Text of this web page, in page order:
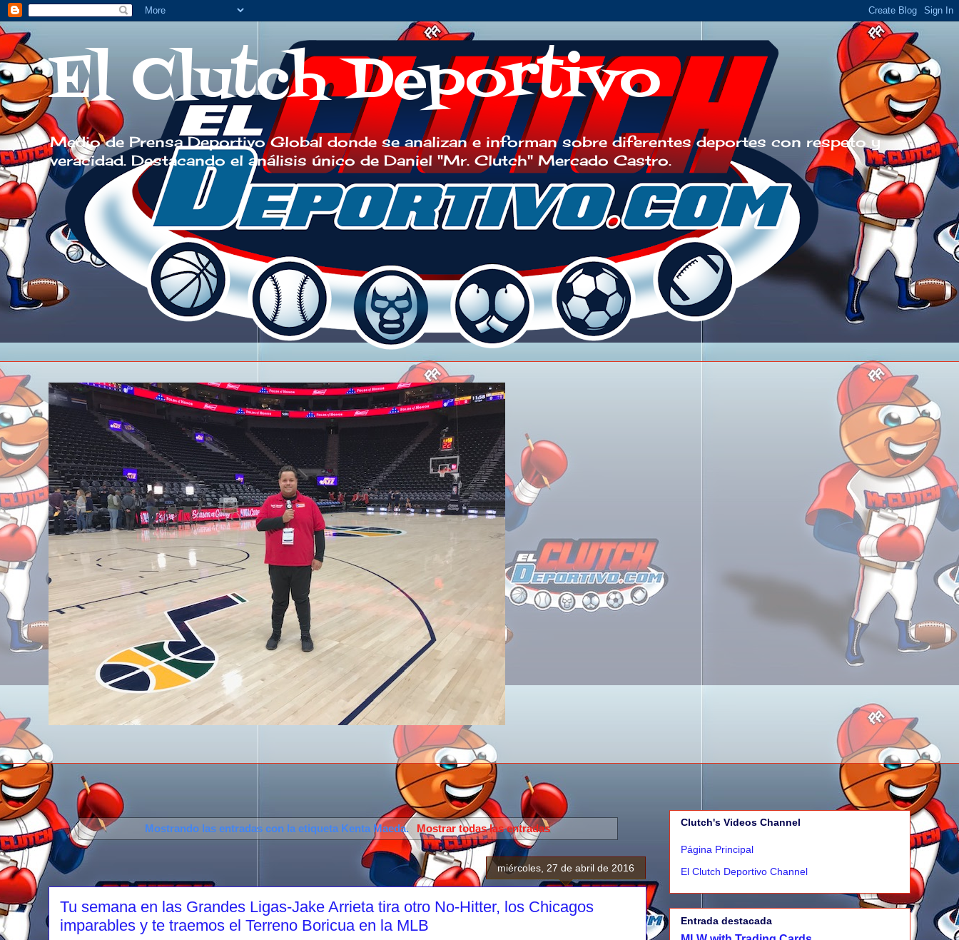
El Clutch Deportivo
Medio de Prensa Deportivo Global donde se analizan e informan sobre diferentes deportes con respeto y
veracidad. Destacando el análisis único de Daniel "Mr. Clutch" Mercado Castro.
Mostrando las entradas con la etiqueta Kenta Maeda. Mostrar todas las entradas
miércoles, 27 de abril de 2016
Tu semana en las Grandes Ligas-Jake Arrieta tira otro No-Hitter, los Chicagos
imparables y te traemos el Terreno Boricua en la MLB
Clutch's Videos Channel
Página Principal
El Clutch Deportivo Channel
Entrada destacada